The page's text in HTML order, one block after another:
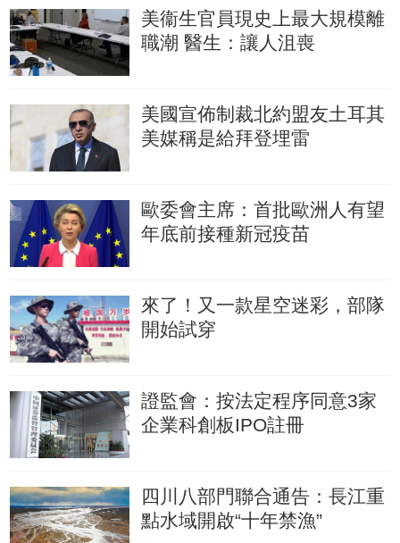
美衞生官員現史上最大規模離
職潮 醫生：讓人沮喪
美國宣佈制裁北約盟友土耳其
美媒稱是給拜登埋雷
歐委會主席：首批歐洲人有望
年底前接種新冠疫苗
來了！又一款星空迷彩，部隊
開始試穿
證監會：按法定程序同意3家
企業科創板IPO註冊
四川八部門聯合通告：長江重
點水域開啟“十年禁漁”